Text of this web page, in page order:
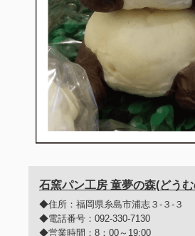
石窯パン工房 童夢の森(どう
◆住所：福岡県糸島市浦志３-３-３
◆電話番号：092-330-7130
◆営業時間：8：00～19:00